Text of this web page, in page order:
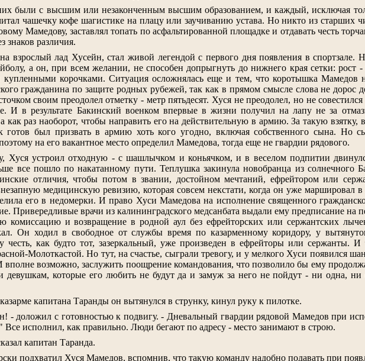
были с высшим или незаконченным высшим образованием, и каждый, исключая
чашечку кофе шагистике на плацу или заучиванию устава. Но никто из старших
Мамедову, заставлял топать по асфальтированной площадке и отдавать честь
знаков различия.
взрослый лад Хусейн, стал живой легендой с первого дня появления в спортзале.
а он, при всем желании, не способен допрыгнуть до нижнего края сетки: рост
купленными корочками. Ситуация осложнялась еще и тем, что коротышка Мамедов
гражданина по защите родных рубежей, так как в прямом смысле слова не дорос
своим преодолел отметку - метр пятьдесят. Хуся не преодолел, но не
И в результате Бакинский военком впервые в жизни получил на лапу не за
как раз наоборот, чтобы направить его на действительную в армию. За такую взятку,
готов был призвать в армию хоть кого угодно, включая собственного сына. Но
на его вакантное место определил Мамедова, тогда еще не гвардии рядового.
Хуся устроил отходную - с шашлычком и коньячком, и в веселом подпитии
все пошло по накатанному пути. Теплушка закинула новобранца из солнечного
отличия, чтобы потом в звании, достойном мечтаний, ефрейтором или
медицинскую ревизию, которая совсем некстати, когда он уже маршировал в
его в недомерки. И право Хуси Мамедова на исполнение священного
Привередливые врачи из калининградского медсанбата выдали ему предписание на
комиссацию и возвращение в родной аул без ефрейторских или сержантских
Он ходил в свободное от службы время по казарменному коридору, у
честь, как будто тот, зазеркальный, уже произведен в ефрейторы или сержанты.
Молоткастой. Но тут, на счастье, сыграли тревогу, и у мелкого Хуси появился
возможно, заслужить поощрение командования, что позволило бы ему
девушкам, которые его любить не будут да и замуж за него не пойдут - ни одна, ни
капитана Таранды он вытянулся в струнку, кинул руку к пилотке.
- доложил с готовностью к подвигу. - Дневальный гвардии рядовой Мамедов при
Все исполнил, как правильно. Люди бегают по адресу - место занимают в строю.
капитан Таранда.
подхватил Хуся Мамедов, вспомнив, что такую команду надобно подавать при